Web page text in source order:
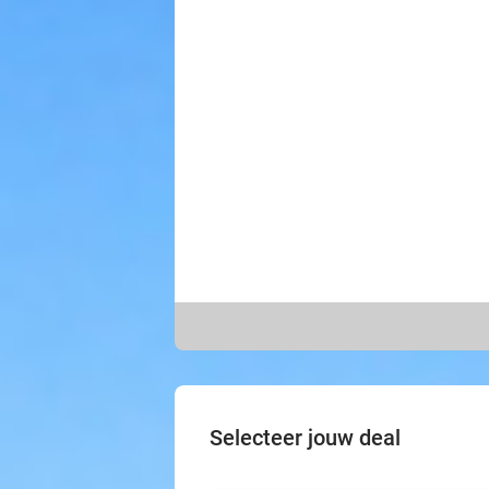
Selecteer jouw deal